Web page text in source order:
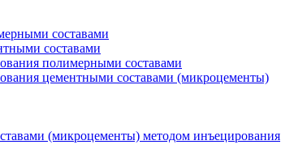
составами
составами
полимерными составами
цементными составами (микроцементы)
(микроцементы) методом инъецирования